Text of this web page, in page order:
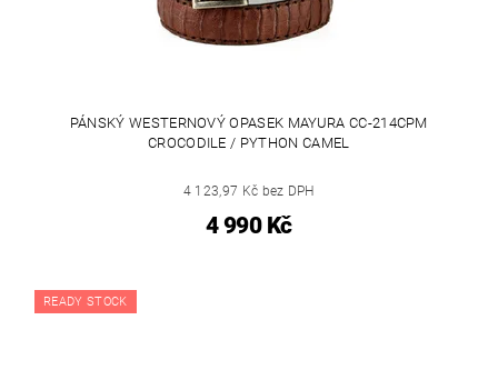
PÁNSKÝ WESTERNOVÝ OPASEK MAYURA CC-214CPM
CROCODILE / PYTHON CAMEL
4 123,97 Kč bez DPH
4 990 Kč
READY STOCK